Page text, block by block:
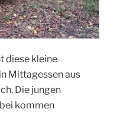
diese kleine
Mittagessen aus
Die jungen
kommen